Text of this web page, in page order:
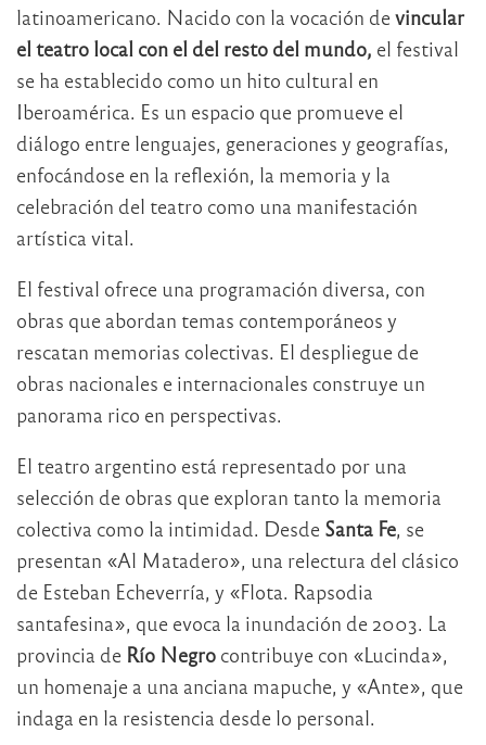
latinoamericano. Nacido con la vocación devincular
el teatro local con el del resto del mundo, el festival
se ha establecido como un hito cultural en
Iberoamérica. Es un espacio que promueve el
diálogo entre lenguajes, generaciones y geografías,
enfocándose en la reflexión, la memoria y la
celebración del teatro como una manifestación
artística vital.
El festival ofrece una programación diversa, con
obras que abordan temas contemporáneos y
rescatan memorias colectivas. El despliegue de
obras nacionales e internacionales construye un
panorama rico en perspectivas.
El teatro argentino está representado por una
selección de obras que exploran tanto la memoria
colectiva como la intimidad. Desde Santa Fe, se
presentan «Al Matadero», una relectura del clásico
de Esteban Echeverría, y «Flota. Rapsodia
santafesina», que evoca la inundación de 2003. La
provincia de Río Negro contribuye con «Lucinda»,
un homenaje a una anciana mapuche, y «Ante», que
indaga en la resistencia desde lo personal.